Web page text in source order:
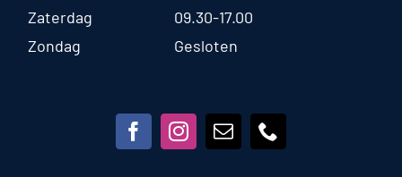
Zaterdag
09.30-17.00
Zondag
Gesloten